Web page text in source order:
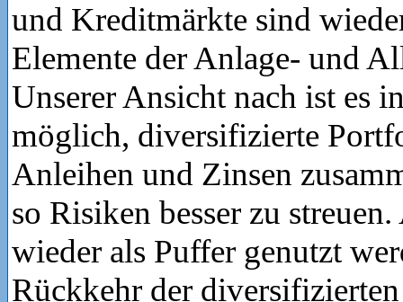
und Kreditmärkte sind
Elemente der Anlage- und
Unserer Ansicht nach ist es
möglich, diversifizierte
Anleihen und Zinsen
so Risiken besser zu
wieder als Puffer genutzt
Rückkehr der diversifizierten